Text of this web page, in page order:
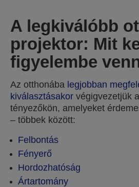
A legkiválóbb
projektor: Mit
figyelembe
Az otthonába legjobban
kiválasztásakor végigvezetjük
tényezőkön, amelyeket
– többek között:
Felbontás
Fényerő
Hordozhatóság
Ártartomány